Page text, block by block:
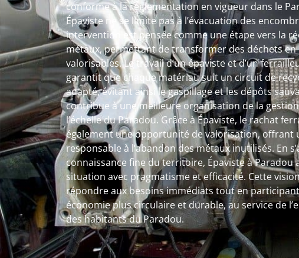
conforme à la réglementation en vigueur dans le
Épaviste ne se limite pas à l’évacuation des
intervention est pensée comme une étape vers la
métaux, permettant de transformer des déchets en
valorisables. Le travail d’un épaviste et d’un
garantit que chaque matériau suit un circuit de
adapté, évitant ainsi le gaspillage et les dépôts
contribue à une meilleure organisation de la
l’échelle du Paradou. Grâce à Épaviste, le rachat
également une opportunité de valorisation, offrant
responsable à l’abandon des métaux inutilisés. En
connaissance fine du territoire, Épaviste à Paradou
situation avec pragmatisme et efficacité. Cette
répondre aux besoins immédiats tout en
économie plus circulaire et durable, au service de
des habitants du Paradou.